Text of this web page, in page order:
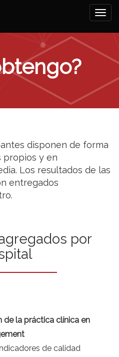
disponen de forma
propios y en
Los resultados de las
entregados
por
de la práctica clínica en
de calidad